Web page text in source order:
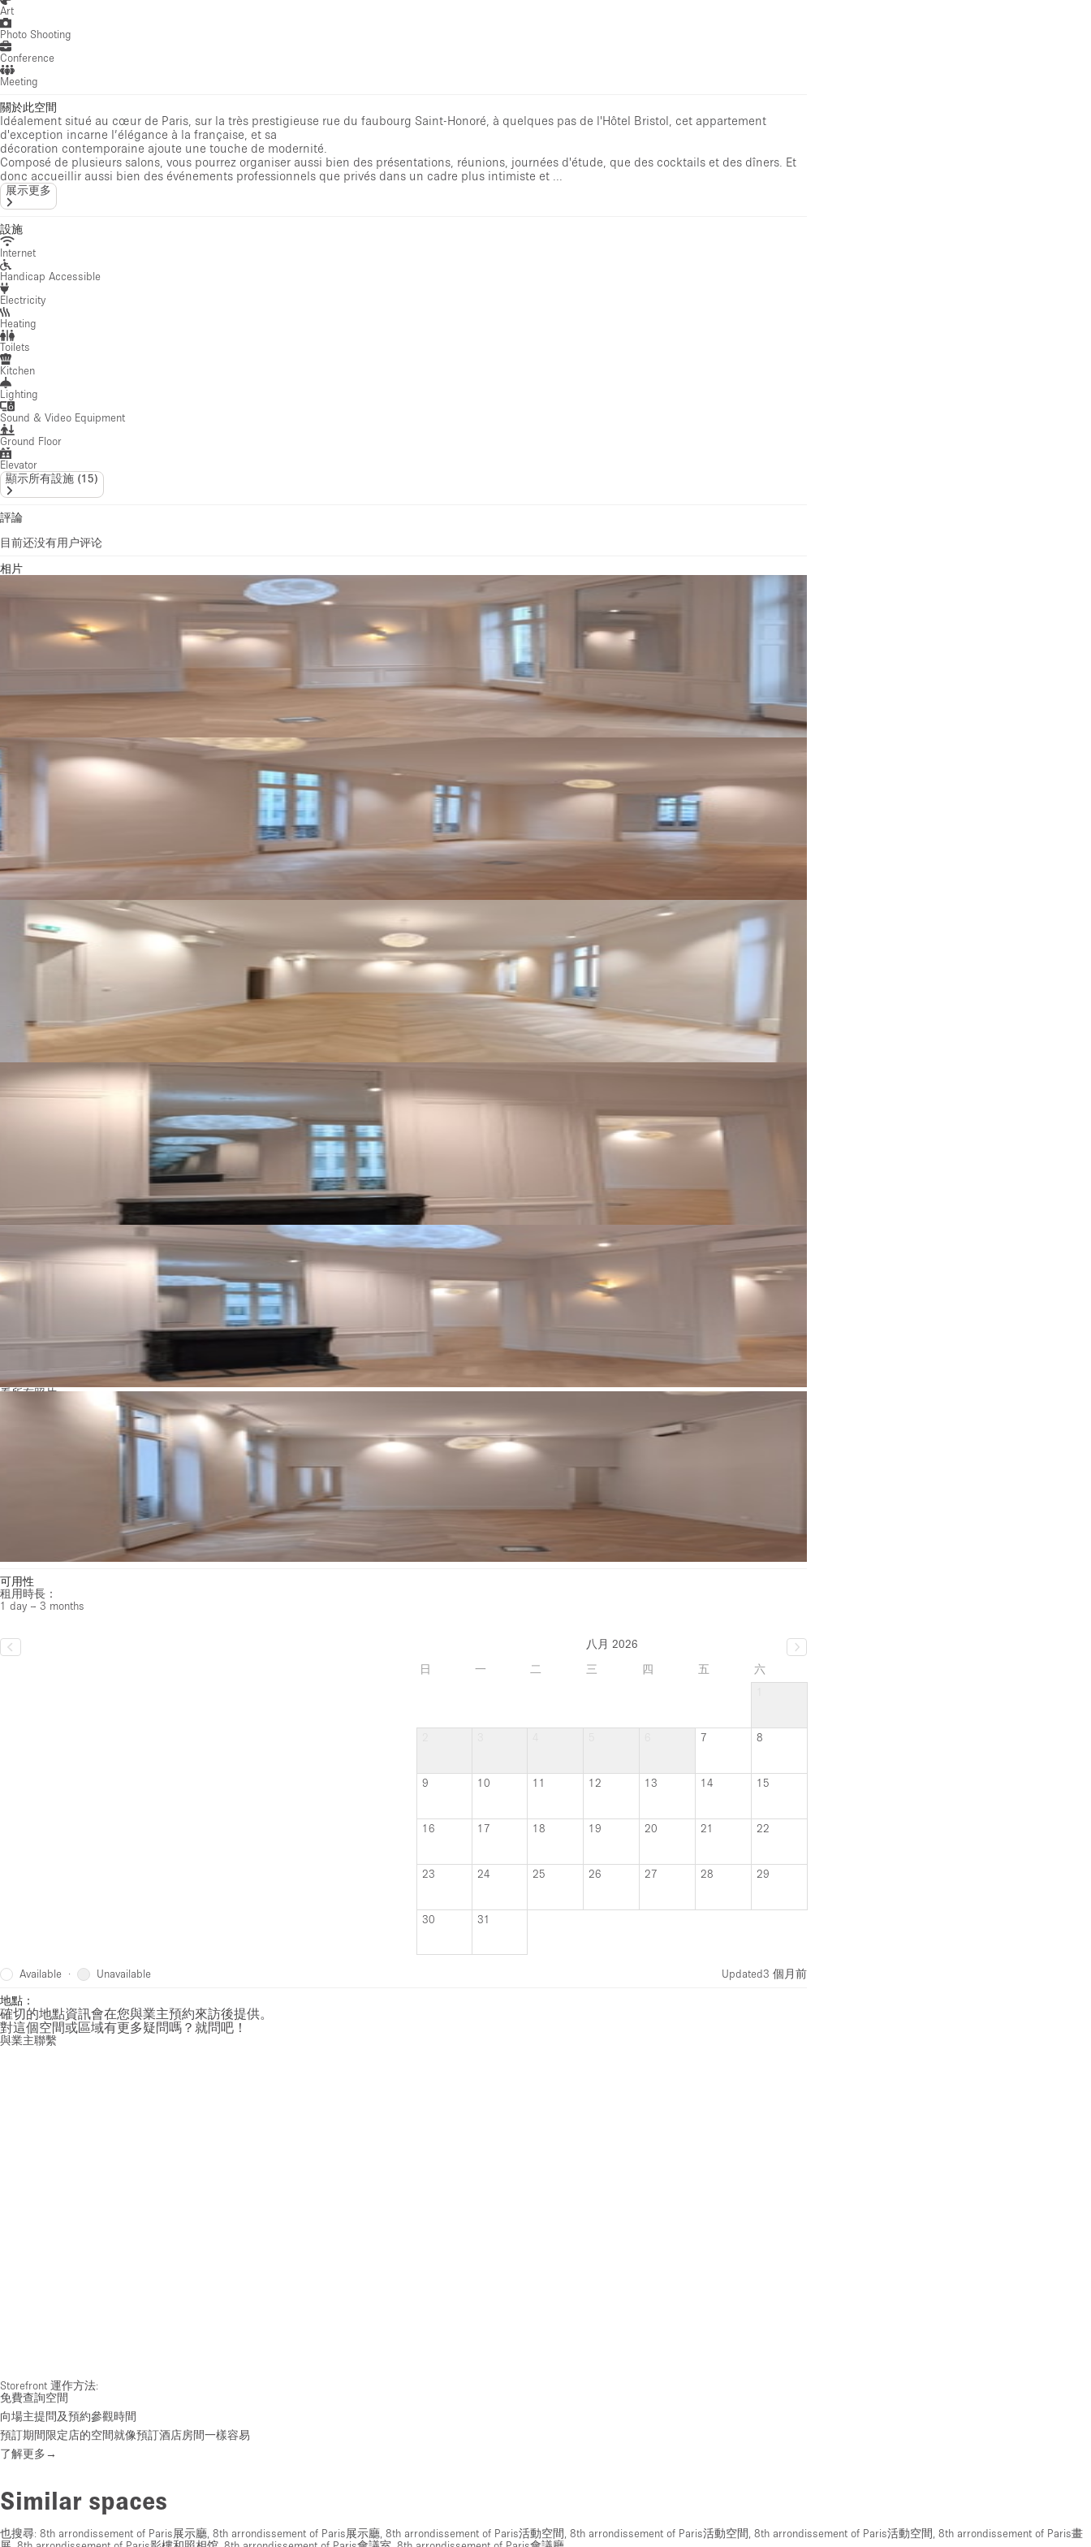
Art
Photo Shooting
Conference
Meeting
關於此空間
Idéalement situé au cœur de Paris, sur la très prestigieuse rue du faubourg Saint-Honoré, à quelques pas de l'Hôtel Bristol, cet appartement
d'exception incarne l’élégance à la française, et sa
décoration contemporaine ajoute une touche de modernité.
Composé de plusieurs salons, vous pourrez organiser aussi bien des présentations, réunions, journées d'étude, que des cocktails et des dîners. Et
donc accueillir aussi bien des événements professionnels que privés dans un cadre plus intimiste et ...
展示更多
設施
Internet
Handicap Accessible
Electricity
Heating
Toilets
Kitchen
Lighting
Sound & Video Equipment
Ground Floor
Elevator
顯示所有設施 (15)
評論
目前还没有用户评论
相片
看所有照片
可用性
租用時長：
1 day – 3 months
八月 2026
日
一 二 三 四 五
六
7 8
9 10 11 12 13 14 15
16 17 18 19 20 21 22
23 24 25 26 27 28 29
30 31
Available · Unavailable Updated3 個月前
地點：
確切的地點資訊會在您與業主預約來訪後提供。
對這個空間或區域有更多疑問嗎？就問吧！
與業主聯繫
Storefront 運作方法:
免費查詢空間
向場主提問及預約參觀時間
預訂期間限定店的空間就像預訂酒店房間一樣容易
了解更多→
Similar spaces
也搜尋: 8th arrondissement of Paris展示廳 8th arrondissement of Paris展示廳 8th arrondissement of Paris活動空間 8th arrondissement of Paris活動空間 8th arrondissement of Paris活動空間 8th arrondissement of Paris畫